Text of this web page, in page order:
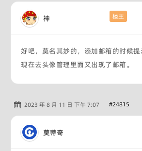
神 楼主
好吧，莫名其妙的，添加邮箱的时候提
现在去头像管理里面又出现了邮箱。
2023 年 8 月 11 日 下午 7:07 #24815
莫蒂奇